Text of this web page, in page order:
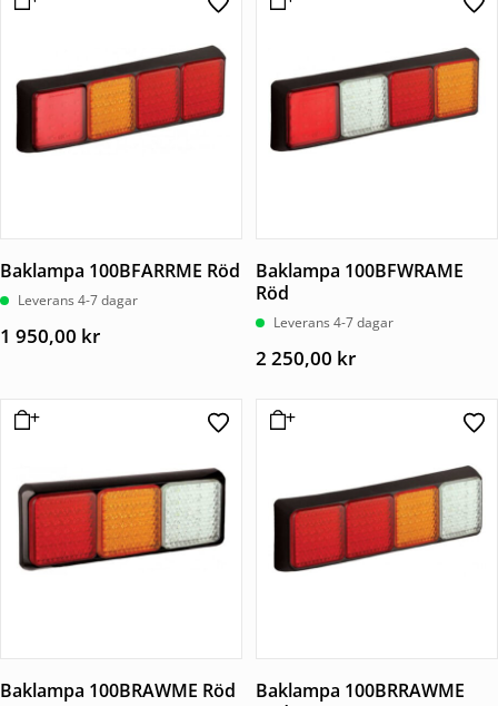
Baklampa 100BFARRME Röd
Leverans 4-7 dagar
1 950,00 kr
Baklampa 100BFWRAME
Röd
Leverans 4-7 dagar
2 250,00 kr
Baklampa 100BRAWME Röd
Baklampa 100BRRAWME